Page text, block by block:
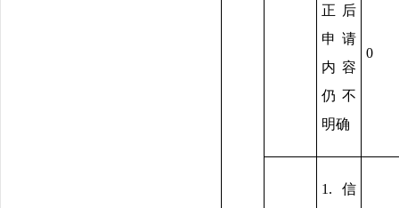
正后
申请
内容
仍不
明确
0
1.信